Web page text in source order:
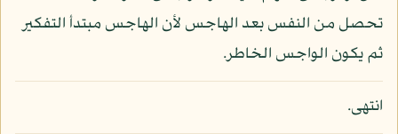
تحصل من النفس بعد الهاجس لأن الهاجس مبتدأ التفكير
ثم يكون الواجس الخاطر.
انتهى.